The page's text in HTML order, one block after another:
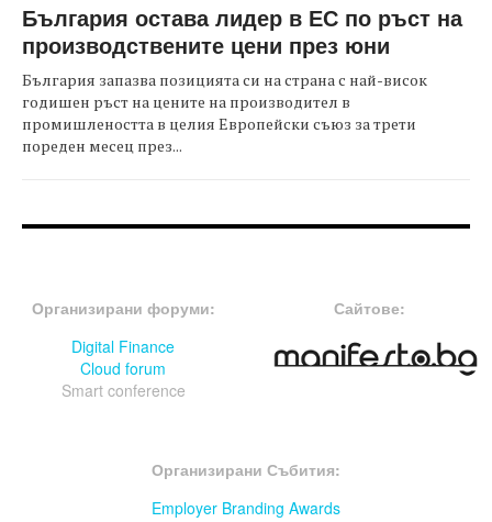
България остава лидер в ЕС по ръст на
производствените цени през юни
България запазва позицията си на страна с най-висок
годишен ръст на цените на производител в
промишлеността в целия Европейски съюз за трети
пореден месец през...
Организирани форуми:
Digital Finance
Cloud forum
Smart conference
Сайтове:
Организирани Събития:
Employer Branding Awards